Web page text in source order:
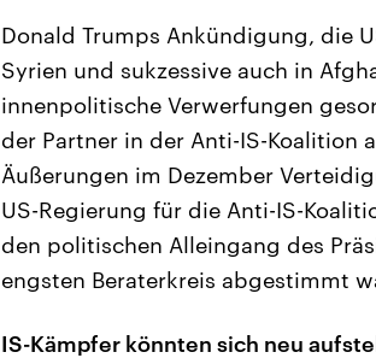
Donald Trumps Ankündigung, die
Syrien und sukzessive auch in
innenpolitische Verwerfungen
der Partner in der Anti-IS-Koalition
Äußerungen im Dezember
US-Regierung für die Anti-IS-
den politischen Alleingang des
engsten Beraterkreis abgestimmt
IS-Kämpfer könnten sich neu